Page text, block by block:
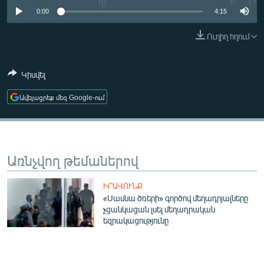
ՄԻՋԱԶԳԱՅԻՆ
ՄԵԿՆԱԲԱՆՈՒԹՅՈՒՆ
ՏՏ ԵՒ ԻՆՏԵՐՆԵՏ
ՏԵՍԱՆՅՈՒԹԵՐ
ԲԱՆԱՎԵՃ
ՁԳՏԵԼՈՎ ԼԱՎԱԳՈՒՅՆԻՆ
0:00 4:15
Ուղիղ հղում
Կիսվել
Ավելացրեք մեզ Google-ում
Առնչվող թեմաներով
ԻՐԱՎՈՒՆՔ
«Սասնա ծռերի» գործով մեղադրյալները
չցանկացան լսել մեղադրական
եզրակացությունը